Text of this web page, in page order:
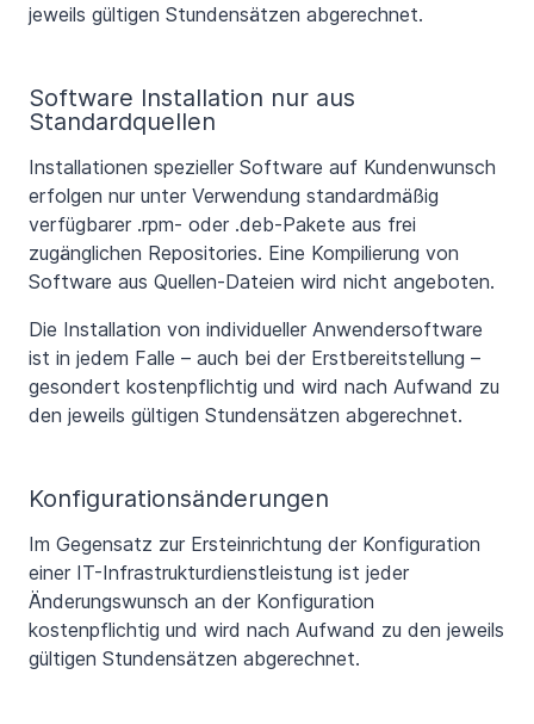
jeweils gültigen Stundensätzen abgerechnet.
Software Installation nur aus
Standardquellen
Installationen spezieller Software auf Kundenwunsch
erfolgen nur unter Verwendung standardmäßig
verfügbarer .rpm- oder .deb-Pakete aus frei
zugänglichen Repositories. Eine Kompilierung von
Software aus Quellen-Dateien wird nicht angeboten.
Die Installation von individueller Anwendersoftware
ist in jedem Falle – auch bei der Erstbereitstellung –
gesondert kostenpflichtig und wird nach Aufwand zu
den jeweils gültigen Stundensätzen abgerechnet.
Konfigurationsänderungen
Im Gegensatz zur Ersteinrichtung der Konfiguration
einer IT-Infrastrukturdienstleistung ist jeder
Änderungswunsch an der Konfiguration
kostenpflichtig und wird nach Aufwand zu den jeweils
gültigen Stundensätzen abgerechnet.